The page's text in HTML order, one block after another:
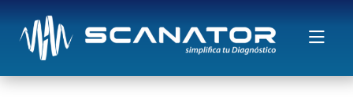
Saltar al contenido